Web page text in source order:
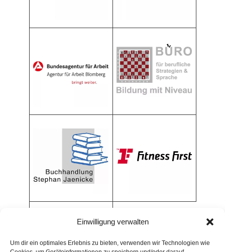
Einwilligung verwalten
Um dir ein optimales Erlebnis zu bieten, verwenden wir Technologien wie